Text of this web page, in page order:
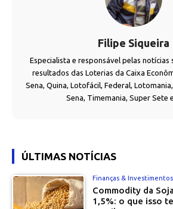
Filipe Siqueira
Especialista e responsável pelas notícias
resultados das Loterias da Caixa
Sena, Quina, Lotofácil, Federal,
Sena, Timemania, Super Sete
ÚLTIMAS NOTÍCIAS
Finanças & Investimentos
Commodity da
1,5%: o que isso